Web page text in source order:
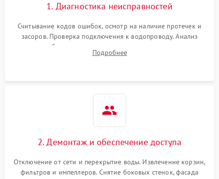
Проблемы с1. Диагностика неисправностей
Считывание кодов ошибок, осмотр на наличие протечек и
засоров. Проверка подключения к водопроводу. Анализ
жалоб на отсутствие слива, нагрева, вращения
разбрызгивателей или срабатывание системы защиты
Подробнее
2. Демонтаж и обеспечение доступа
Отключение от сети и перекрытие воды. Извлечение корзин,
фильтров и импеллеров. Снятие боковых стенок, фасада